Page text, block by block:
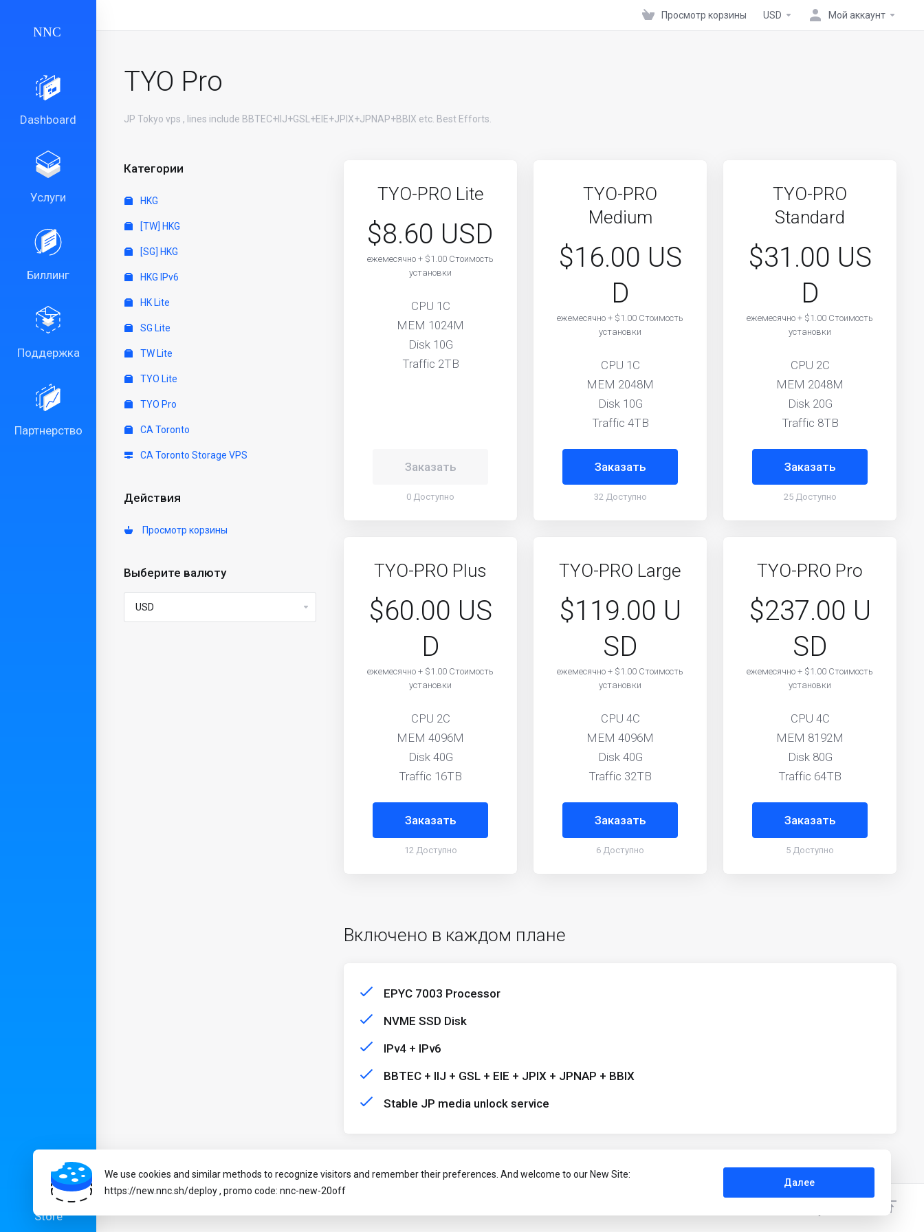
Dashboard
Услуги
Биллинг
Поддержка
Партнерство
Store
Просмотр корзины USD Мой аккаунт
TYO Pro
JP Tokyo vps , lines include BBTEC+IIJ+GSL+EIE+JPIX+JPNAP+BBIX etc. Best Efforts.
Категории
HKG
[TW] HKG
[SG] HKG
HKG IPv6
HK Lite
SG Lite
TW Lite
TYO Lite
TYO Pro
CA Toronto
CA Toronto Storage VPS
Действия
Просмотр корзины
Выберите валюту
TYO-PRO Lite
$8.60 USD
ежемесячно + $1.00 Стоимость
установки
CPU 1C
MEM 1024M
Disk 10G
Traffic 2TB
Заказать
0 Доступно
TYO-PRO
Medium
$16.00 US
D
ежемесячно + $1.00 Стоимость
установки
CPU 1C
MEM 2048M
Disk 10G
Traffic 4TB
Заказать
32 Доступно
TYO-PRO
Standard
$31.00 US
D
ежемесячно + $1.00 Стоимость
установки
CPU 2C
MEM 2048M
Disk 20G
Traffic 8TB
Заказать
25 Доступно
TYO-PRO Plus
$60.00 US
D
ежемесячно + $1.00 Стоимость
установки
CPU 2C
MEM 4096M
Disk 40G
Traffic 16TB
Заказать
12 Доступно
TYO-PRO Large
$119.00 U
SD
ежемесячно + $1.00 Стоимость
установки
CPU 4C
MEM 4096M
Disk 40G
Traffic 32TB
Заказать
6 Доступно
TYO-PRO Pro
$237.00 U
SD
ежемесячно + $1.00 Стоимость
установки
CPU 4C
MEM 8192M
Disk 80G
Traffic 64TB
Заказать
5 Доступно
Включено в каждом плане
EPYC 7003 Processor
NVME SSD Disk
IPv4 + IPv6
BBTEC + IIJ + GSL + EIE + JPIX + JPNAP + BBIX
Stable JP media unlock service
We use cookies and similar methods to recognize visitors and remember their preferences. And welcome to our New Site:
https://new.nnc.sh/deploy , promo code: nnc-new-20off
Далее